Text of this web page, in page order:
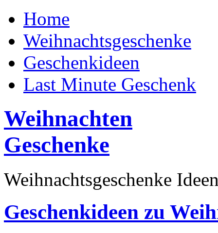
Home
Weihnachtsgeschenke
Geschenkideen
Last Minute Geschenk
Weihnachten
Geschenke
Weihnachtsgeschenke
Geschenkideen zu